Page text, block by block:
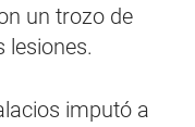
un trozo de
lesiones.
imputó a